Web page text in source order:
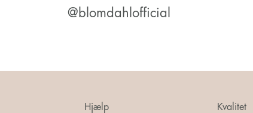
@blomdahlofficial
Hjælp Kvalitet